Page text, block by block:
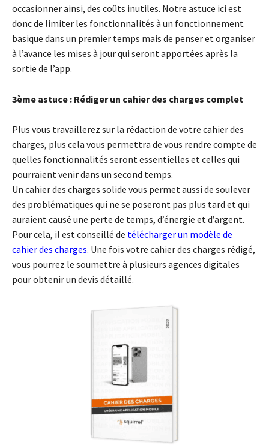
occasionner ainsi, des coûts inutiles. Notre astuce ici est
donc de limiter les fonctionnalités à un fonctionnement
basique dans un premier temps mais de penser et organiser
à l’avance les mises à jour qui seront apportées après la
sortie de l’app.
3ème astuce : Rédiger un cahier des charges complet
Plus vous travaillerez sur la rédaction de votre cahier des
charges, plus cela vous permettra de vous rendre compte de
quelles fonctionnalités seront essentielles et celles qui
pourraient venir dans un second temps.
Un cahier des charges solide vous permet aussi de soulever
des problématiques qui ne se poseront pas plus tard et qui
auraient causé une perte de temps, d’énergie et d’argent.
Pour cela, il est conseillé de télécharger un modèle de
cahier des charges. Une fois votre cahier des charges rédigé,
vous pourrez le soumettre à plusieurs agences digitales
pour obtenir un devis détaillé.